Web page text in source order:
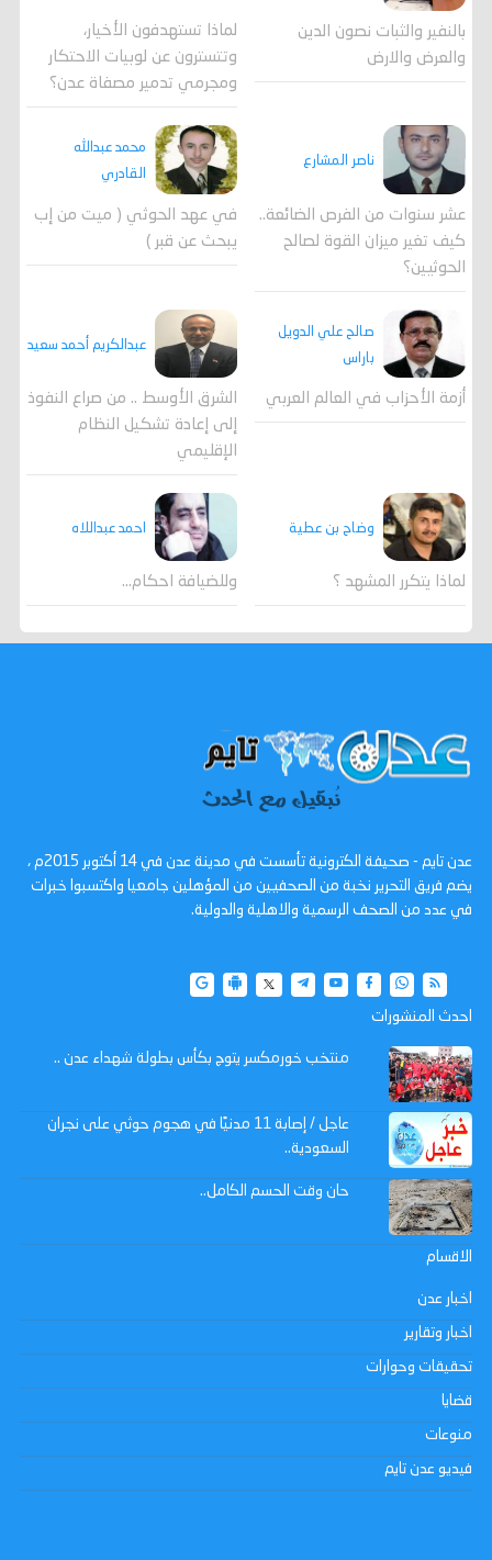
بالنفير والثبات نصون الدين
والعرض والارض
لماذا تستهدفون الأخيار،
وتتسترون عن لوبيات الاحتكار
ومجرمي تدمير مصفاة عدن؟
ناصر المشارع
عشر سنوات من الفرص الضائعة..
كيف تغير ميزان القوة لصالح
الحوثيين؟
محمد عبدالله
القادري
في عهد الحوثي ( ميت من إب
يبحث عن قبر )
صالح علي الدويل
باراس
أزمة الأحزاب في العالم العربي
عبدالكريم أحمد سعيد
الشرق الأوسط .. من صراع النفوذ
إلى إعادة تشكيل النظام
الإقليمي
وضاح بن عطية
لماذا يتكرر المشهد ؟
احمد عبداللاه
وللضيافة احكام…
عدن تايم - صحيفة الكترونية تأسست في مدينة عدن في 14 أكتوبر 2015م ،
يضم فريق التحرير نخبة من الصحفيين من المؤهلين جامعيا واكتسبوا خبرات
في عدد من الصحف الرسمية والاهلية والدولية.
احدث المنشورات
منتخب خورمكسر يتوج بكأس بطولة شهداء عدن ..
عاجل / إصابة 11 مدنيًا في هجوم حوثي على نجران
السعودية..
حان وقت الحسم الكامل..
الاقسام
اخبار عدن
اخبار وتقارير
تحقيقات وحوارات
قضايا
منوعات
فيديو عدن تايم